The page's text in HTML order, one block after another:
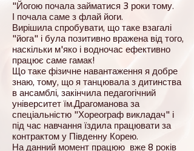
"Йогою почала займатися 3 роки тому.
І почала саме з флай йоги.
Вирішила спробувати, що таке взагалі
"йога" і була позитивно вражена від того,
наскільки м'яко і водночас ефективно
працює саме гамак!
Що таке фізичне навантаження я добре
знаю, тому, що я танцювала з дитинства
в ансамблі, закінчила педагогічний
університет їм.Драгоманова за
спеціальністю "Хореограф викладач" і
під час навчання їздила працювати за
контрактом у Південну Корею.
На данний момент працюю вже 8 років